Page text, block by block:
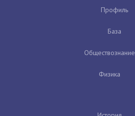
Профиль
База
Обществознание
Физика